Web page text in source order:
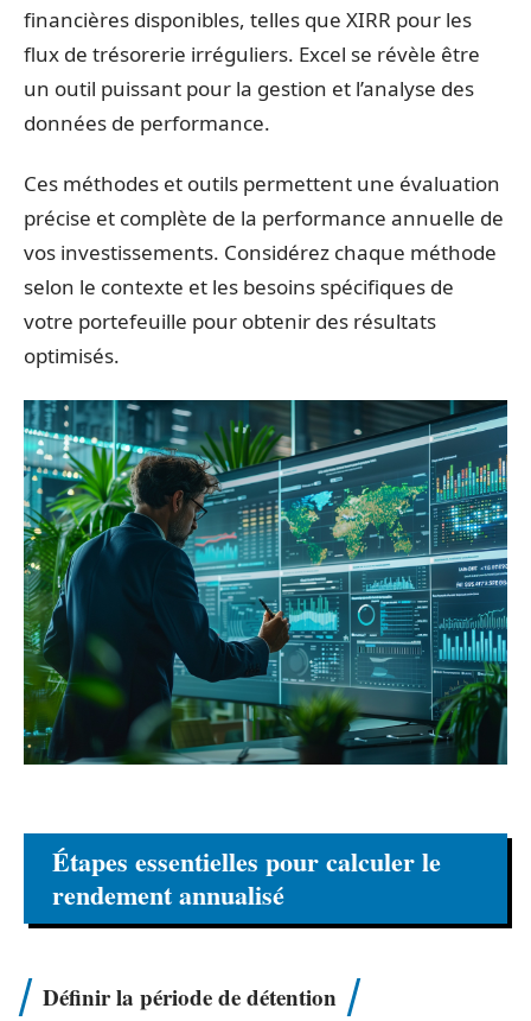
financières disponibles, telles que XIRR pour les
flux de trésorerie irréguliers. Excel se révèle être
un outil puissant pour la gestion et l’analyse des
données de performance.
Ces méthodes et outils permettent une évaluation
précise et complète de la performance annuelle de
vos investissements. Considérez chaque méthode
selon le contexte et les besoins spécifiques de
votre portefeuille pour obtenir des résultats
optimisés.
Étapes essentielles pour calculer le
rendement annualisé
Définir la période de détention